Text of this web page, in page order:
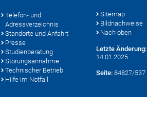
Telefon- und
Adressverzeichnis
Standorte und Anfahrt
Presse
Studienberatung
Störungsannahme
Technischer Betrieb
Hilfe im Notfall
Sitemap
Bildnachweise
Nach oben
Letzte Änderung:
14.01.2025
Seite: 84827/537